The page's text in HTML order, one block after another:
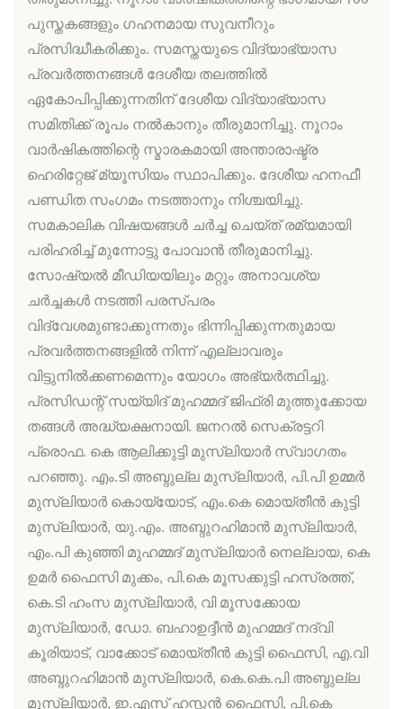
പുസ്തകങ്ങളും ഗഹനമായ സുവനീറും
പ്രസിദ്ധീകരിക്കും. സമസ്തയുടെ വിദ്യാഭ്യാസ
പ്രവര്‍ത്തനങ്ങള്‍ ദേശീയ തലത്തില്‍
ഏകോപിപ്പിക്കുന്നതിന് ദേശീയ വിദ്യാഭ്യാസ
സമിതിക്ക് രൂപം നല്‍കാനും തീരുമാനിച്ചു. നൂറാം
വാര്‍ഷികത്തിന്റെ സ്മാരകമായി അന്താരാഷ്ട്ര
ഹെരിറ്റേജ് മ്യൂസിയം സ്ഥാപിക്കും. ദേശീയ ഹനഫീ
പണ്ഡിത സംഗമം നടത്താനും നിശ്ചയിച്ചു.
സമകാലിക വിഷയങ്ങള്‍ ചര്‍ച്ച ചെയ്ത് രമ്യമായി
പരിഹരിച്ച് മുന്നോട്ടു പോവാന്‍ തീരുമാനിച്ചു.
സോഷ്യല്‍ മീഡിയയിലും മറ്റും അനാവശ്യ
ചര്‍ച്ചകള്‍ നടത്തി പരസ്പരം
വിദ്വേശമുണ്ടാക്കുന്നതും ഭിന്നിപ്പിക്കുന്നതുമായ
പ്രവര്‍ത്തനങ്ങളില്‍ നിന്ന് എല്ലാവരും
വിട്ടുനില്‍ക്കണമെന്നും യോഗം അഭ്യര്‍ത്ഥിച്ചു.
പ്രസിഡന്റ് സയ്യിദ് മുഹമ്മദ് ജിഫ്രി മുത്തുക്കോയ
തങ്ങള്‍ അദ്ധ്യക്ഷനായി. ജനറല്‍ സെക്രട്ടറി
പ്രൊഫ. കെ ആലിക്കുട്ടി മുസ്ലിയാര്‍ സ്വാഗതം
പറഞ്ഞു. എം.ടി അബ്ദുല്ല മുസ്ലിയാര്‍, പി.പി ഉമ്മര്‍
മുസ്ലിയാര്‍ കൊയ്യോട്, എം.കെ മൊയ്തീന്‍ കുട്ടി
മുസ്ലിയാര്‍, യു.എം. അബ്ദുറഹിമാന്‍ മുസ്ലിയാര്‍,
എം.പി കുഞ്ഞി മുഹമ്മദ് മുസ്ലിയാര്‍ നെല്ലായ, കെ
ഉമര്‍ ഫൈസി മുക്കം, പി.കെ മൂസക്കുട്ടി ഹസ്രത്ത്,
കെ.ടി ഹംസ മുസ്ലിയാര്‍, വി മൂസക്കോയ
മുസ്ലിയാര്‍, ഡോ. ബഹാഉദ്ദീന്‍ മുഹമ്മദ് നദ്വി
കൂരിയാട്, വാക്കോട് മൊയ്തീന്‍ കുട്ടി ഫൈസി, എ.വി
അബ്ദുറഹിമാന്‍ മുസ്ലിയാര്‍, കെ.കെ.പി അബ്ദുല്ല
മുസ്ലിയാര്‍, ഇ.എസ് ഹസ്സന്‍ ഫൈസി, പി.കെ